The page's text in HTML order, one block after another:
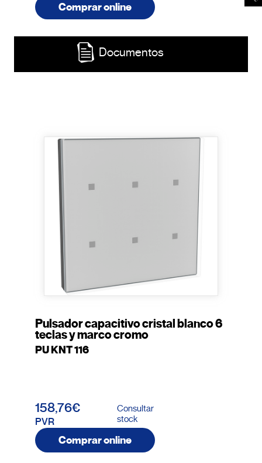
Comprar online
Documentos
Pulsador capacitivo cristal blanco 6
teclas y marco cromo
PU KNT 116
158,76€
PVR
Consultar
stock
Comprar online